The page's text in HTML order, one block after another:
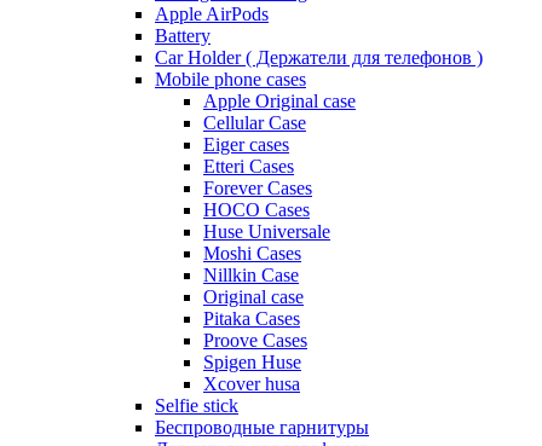
Apple AirPods
Battery
Car Holder ( Держатели для телефонов )
Mobile phone cases
Apple Original case
Cellular Case
Eiger cases
Etteri Cases
Forever Cases
HOCO Cases
Huse Universale
Moshi Cases
Nillkin Case
Original case
Pitaka Cases
Proove Cases
Spigen Huse
Xcover husa
Selfie stick
Беспроводные гарнитуры